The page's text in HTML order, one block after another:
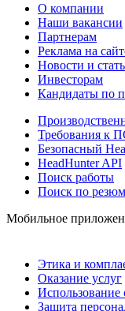
О компании
Наши вакансии
Партнерам
Реклама на
Новости и
Инвесторам
Кандидаты по
Требования к
Безопасный
HeadHunter API
Поиск работы
Поиск по
Мобильное
Этика и
Оказание услуг
Использование
Защита